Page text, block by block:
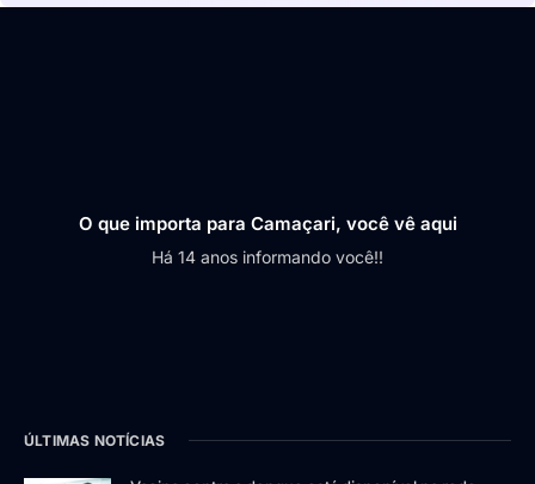
O que importa para Camaçari, você vê aqui
Há 14 anos informando você!!
ÚLTIMAS NOTÍCIAS